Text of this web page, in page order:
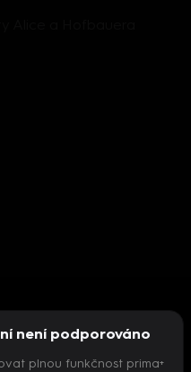
není podporováno
plnou funkčnost prima+